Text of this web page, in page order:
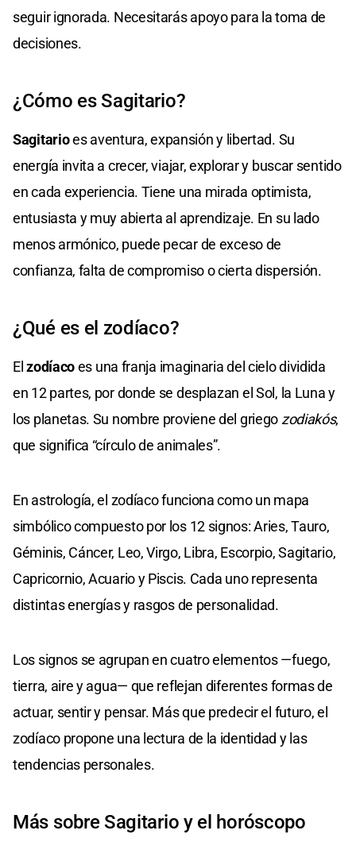
seguir ignorada. Necesitarás apoyo para la toma de
decisiones.
¿Cómo es Sagitario?
Sagitarioes aventura, expansión y libertad. Su
energía invita a crecer, viajar, explorar y buscar sentido
en cada experiencia. Tiene una mirada optimista,
entusiasta y muy abierta al aprendizaje. En su lado
menos armónico, puede pecar de exceso de
confianza, falta de compromiso o cierta dispersión.
¿Qué es el zodíaco?
Elzodíacoes una franja imaginaria del cielo dividida
en 12 partes, por donde se desplazan el Sol, la Luna y
los planetas. Su nombre proviene del griego zodiakós,
que significa “círculo de animales”.
En astrología, el zodíaco funciona como un mapa
simbólico compuesto por los 12 signos: Aries, Tauro,
Géminis, Cáncer, Leo, Virgo, Libra, Escorpio, Sagitario,
Capricornio, Acuario y Piscis. Cada uno representa
distintas energías y rasgos de personalidad.
Los signos se agrupan en cuatro elementos —fuego,
tierra, aire y agua— que reflejan diferentes formas de
actuar, sentir y pensar. Más que predecir el futuro, el
zodíaco propone una lectura de la identidad y las
tendencias personales.
Más sobre Sagitario y el horóscopo